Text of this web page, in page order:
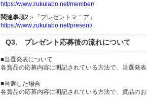
https://www.zukulabo.net/member/
関連事項2 ＞「プレゼントマニア」
https://www.zukulabo.net/present/
Q3. プレゼント応募後の流れについて
■当選発表について
各賞品の応募内容に明記されている方法で、当選発表
■当選した場合
各賞品の応募内容に明記されている方法で、賞品のお